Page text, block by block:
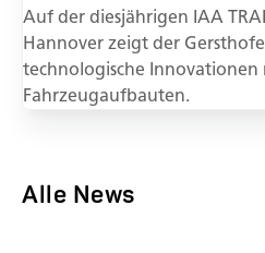
Auf der diesjährigen IAA
Hannover zeigt der
technologische Innovationen
Fahrzeugaufbauten.
Alle News